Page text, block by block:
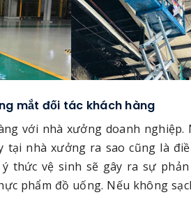
mắt đối tác khách hàng
với nhà xưởng doanh
tại nhà xưởng ra sao cũng là
thức vệ sinh sẽ gây ra sự
phẩm đồ uống. Nếu không